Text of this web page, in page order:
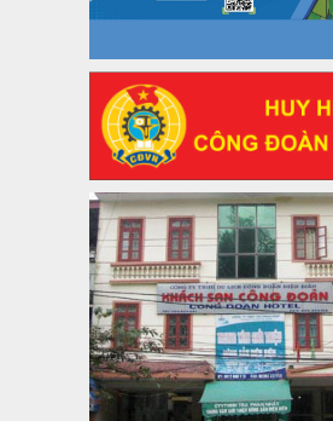
37/HD-TLĐ
Ban Thanh tra Nhân dân
Thời gian đăng: 27/12/2024
lượt xem: 4953 | lượt tải:1355
35/HD-TLĐ
Hướng dẫn thực hiện một số nội dung
công tác kiểm tra, giám sát tại Công
Thời gian đăng: 27/12/2024
lượt xem: 2078 | lượt tải:510
50/2024/QH/15
Luật Công đoàn 2024
Thời gian đăng: 25/12/2024
lượt xem: 4231 | lượt tải:322
2010-CV/TU
Tăng cường công tác lãnh đạo, chỉ